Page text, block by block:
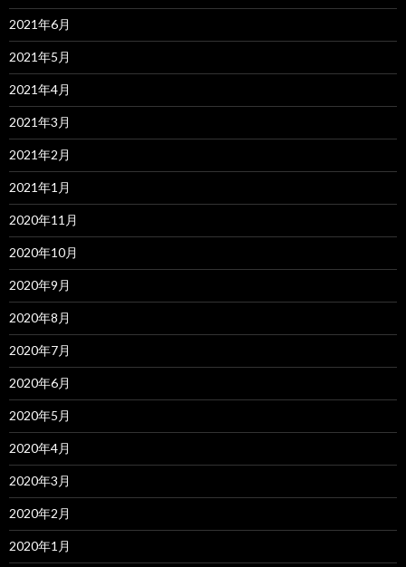
2021年6月
2021年5月
2021年4月
2021年3月
2021年2月
2021年1月
2020年11月
2020年10月
2020年9月
2020年8月
2020年7月
2020年6月
2020年5月
2020年4月
2020年3月
2020年2月
2020年1月